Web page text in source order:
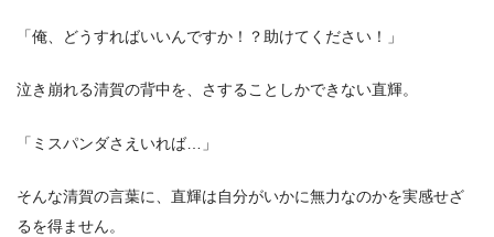
「俺、どうすればいいんですか！？助けてください！」
泣き崩れる清賀の背中を、さすることしかできない直輝。
「ミスパンダさえいれば…」
そんな清賀の言葉に、直輝は自分がいかに無力なのかを実感せざ
るを得ません。